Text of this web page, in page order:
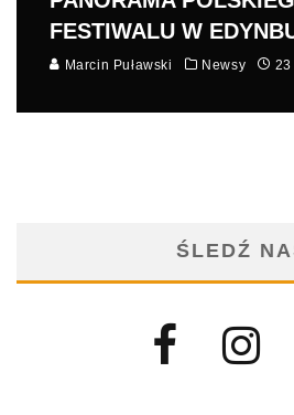
FESTIWALU W
Marcin Puławski Newsy
ŚLEDŹ